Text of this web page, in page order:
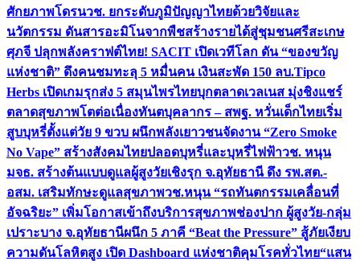
ศักยภาพโดรนวช. ยกระดับภูมิปัญญาไทยด้วยวิจัยและ
นวัตกรรม ดันสารอะมิโนจากพืชสร้างรายได้สู่ชุมชนศรีสะเกษ
ศุภจี ปลุกพลังคราฟต์ไทย! SACIT เปิดเวทีโลก ดัน “ของขวัญ
แห่งชาติ” ดึงคนชมทะลุ 5 หมื่นคน เงินสะพัด 150 ลบ.Tipco
Herbs เปิดเกมรุกส่ง 5 สมุนไพรไทยบุกตลาดเวลเนส มุ่งชิงแชร์
ตลาดสุขภาพโตต่อเนื่องทันตบุคลากร – สพฐ. หวั่นเด็กไทยเริ่ม
สูบบุหรี่ตั้งแต่วัย 9 ขวบ ผนึกพลังเยาวชนจัดงาน “Zero Smoke
No Vape” สร้างสังคมไทยปลอดบุหรี่และบุหรี่ไฟฟ้าวช. หนุน
มจธ. สร้างต้นแบบดูแลผู้สูงวัยเชิงรุก จ.อุทัยธานี ดึง รพ.สต.-
อสม. เสริมทักษะดูแลสุขภาพวช.หนุน “รถทันตกรรมเคลื่อนที่
อัจฉริยะ” เพิ่มโอกาสเข้าถึงบริการสุขภาพช่องปาก ผู้สูงวัย-กลุ่ม
เปราะบาง จ.อุทัยธานีผนึก 5 ภาคี “Beat the Pressure” สู้ภัยเงียบ
ความดันโลหิตสูง เปิด Dashboard แห่งชาติคุมโรคทั่วไทย“แสน